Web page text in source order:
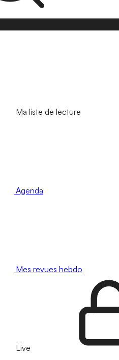
Ma liste de lecture
Agenda
Mes revues hebdo
Live